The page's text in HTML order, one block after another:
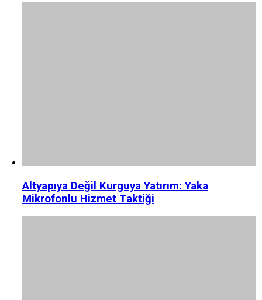
Altyapıya Değil Kurguya Yatırım: Yaka
Mikrofonlu Hizmet Taktiği